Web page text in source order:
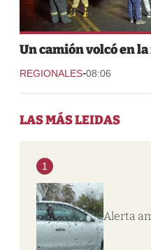
Un camión volcó en
REGIONALES-08:06
LAS MÁS LEIDAS
1
Alerta